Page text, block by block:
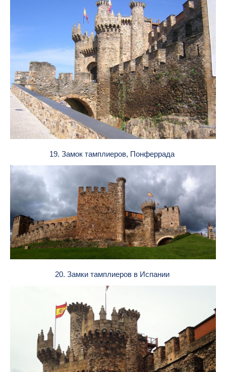
19. Замок тамплиеров, Понферрада
20. Замки тамплиеров в Испании